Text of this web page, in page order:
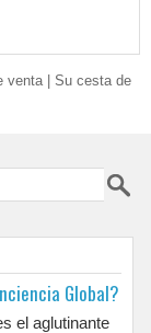
venta
Su cesta de
Global?
el aglutinante